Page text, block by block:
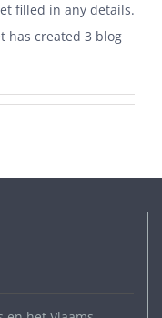
filled in any details.
has created 3 blog